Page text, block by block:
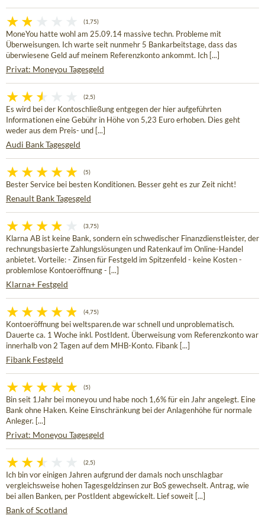
(1,75)
MoneYou hatte wohl am 25.09.14 massive techn. Probleme mit
Überweisungen. Ich warte seit nunmehr 5 Bankarbeitstage, dass das
überwiesene Geld auf meinem Referenzkonto ankommt. Ich [...]
Privat: Moneyou Tagesgeld
(2,5)
Es wird bei der Kontoschließung entgegen der hier aufgeführten
Informationen eine Gebühr in Höhe von 5,23 Euro erhoben. Dies geht
weder aus dem Preis- und [...]
Audi Bank Tagesgeld
(5)
Bester Service bei besten Konditionen. Besser geht es zur Zeit nicht!
Renault Bank Tagesgeld
(3,75)
Klarna AB ist keine Bank, sondern ein schwedischer Finanzdienstleister, der
rechnungsbasierte Zahlungslösungen und Ratenkauf im Online-Handel
anbietet. Vorteile: - Zinsen für Festgeld im Spitzenfeld - keine Kosten -
problemlose Kontoeröffnung - [...]
Klarna+ Festgeld
(4,75)
Kontoeröffnung bei weltsparen.de war schnell und unproblematisch.
Dauerte ca. 1 Woche inkl. PostIdent. Überweisung vom Referenzkonto war
innerhalb von 2 Tagen auf dem MHB-Konto. Fibank [...]
Fibank Festgeld
(5)
Bin seit 1Jahr bei moneyou und habe noch 1,6% für ein Jahr angelegt. Eine
Bank ohne Haken. Keine Einschränkung bei der Anlagenhöhe für normale
Anleger. [...]
Privat: Moneyou Tagesgeld
(2,5)
Ich bin vor einigen Jahren aufgrund der damals noch unschlagbar
vergleichsweise hohen Tagesgeldzinsen zur BoS gewechselt. Antrag, wie
bei allen Banken, per PostIdent abgewickelt. Lief soweit [...]
Bank of Scotland